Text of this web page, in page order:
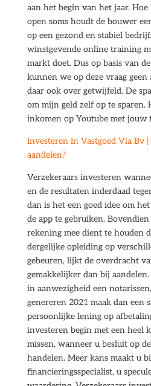
aan het begin van het jaar. Hoe
open soms houdt de bouwer
op een gezond en stabiel
winstgevende online training
markt doet. Dus op basis van
kunnen we op deze vraag
daar ook over getwijfeld. De
om mijn geld zelf op te sparen.
inkomen op Youtube met jouw
Investeren In Vastgoed Via Bv
aandelen?
Verzekeraars investeren
en de resultaten inderdaad
dan is het een goed idee om
de app te gebruiken.
rekening mee dient te houden
dergelijke opleiding op
gebeuren, lijkt de overdracht
gemakkelijker dan bij
in aanwezigheid een
genereren 2021 maak dan een
persoonlijke lening op
investeren begin met een heel
missen, wanneer u besluit op
handelen. Meer kans maakt u
financieringsspecialist, u